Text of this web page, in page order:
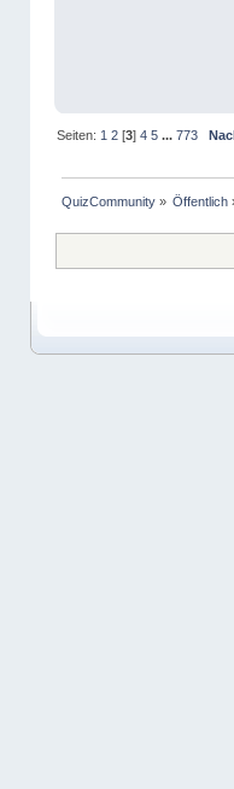
Seiten: 1 2[3] 4 5 ... 773
QuizCommunity» Öffentlich